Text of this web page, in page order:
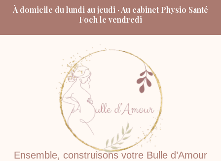
Aller
contenu
À domicile du lundi au jeudi · Au cabinet Physio Santé
Foch le vendredi
Ensemble, construisons votre Bulle d’Amour